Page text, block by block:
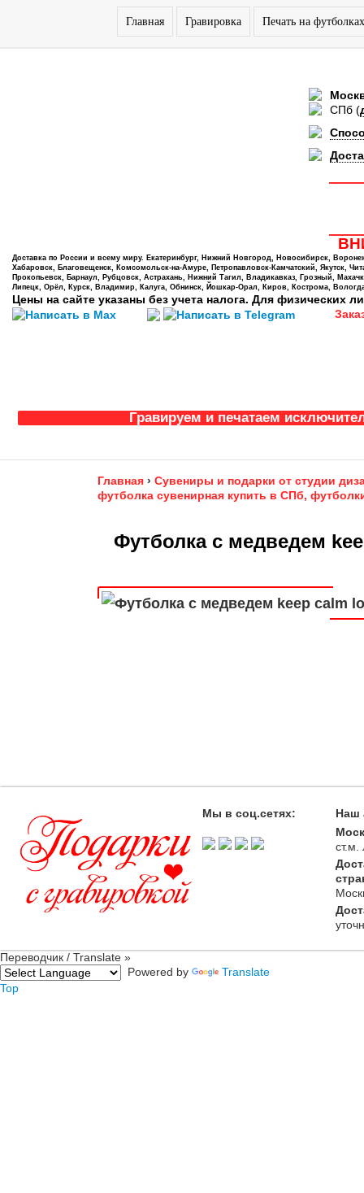
Главная Гравировка Печать на футболках
СПб (
Доставка по России и всему миру. Екатеринбург, Нижний Новгород, Новосибирск,
Хабаровск, Благовещенск, Комсомольск-на-Амуре, Петропавловск-Камчатский, Якутск,
Прокопьевск, Барнаул, Рубцовск, Астрахань, Нижний Тагил, Владикавказ, Грозный,
Липецк, Орёл, Курск, Владимир, Калуга, Обнинск, Йошкар-Орал, Киров, Кострома,
Цены на сайте указаны без учета налога. Для физических
Гравируем и печатаем
Главная › Сувениры и подарки от студии
футболка сувенирная купить в СПб,
Футболка с медведем
Мы в соц.сетях:
Наш
ст.м.
Переводчик / Translate »
Powered by
Translate
Top